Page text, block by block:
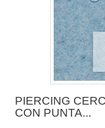
PIERCING
CON PUNTA...